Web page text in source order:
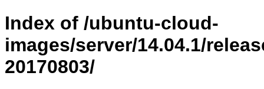
Index of /ubuntu-cloud-
images/server/14.04.1/
20170803/